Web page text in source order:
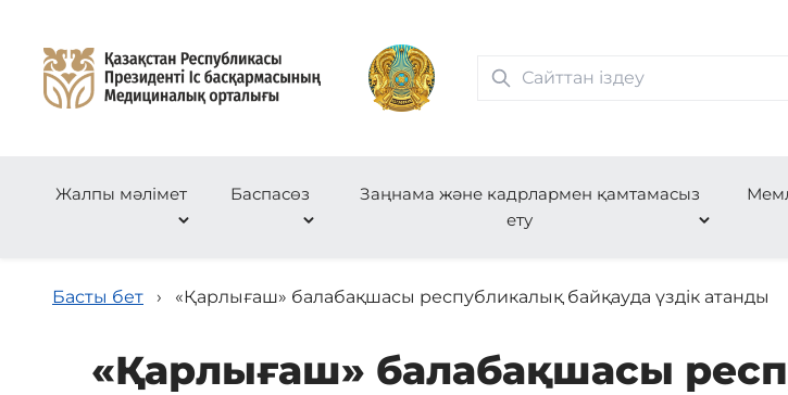
Жалпы мәлімет Баспасөз
Заңнама және кадрлармен қамтамасыз
ету
Басты бет › «Қарлығаш» балабақшасы республикалық байқауда үздік атанды
«Қарлығаш» балабақшасы